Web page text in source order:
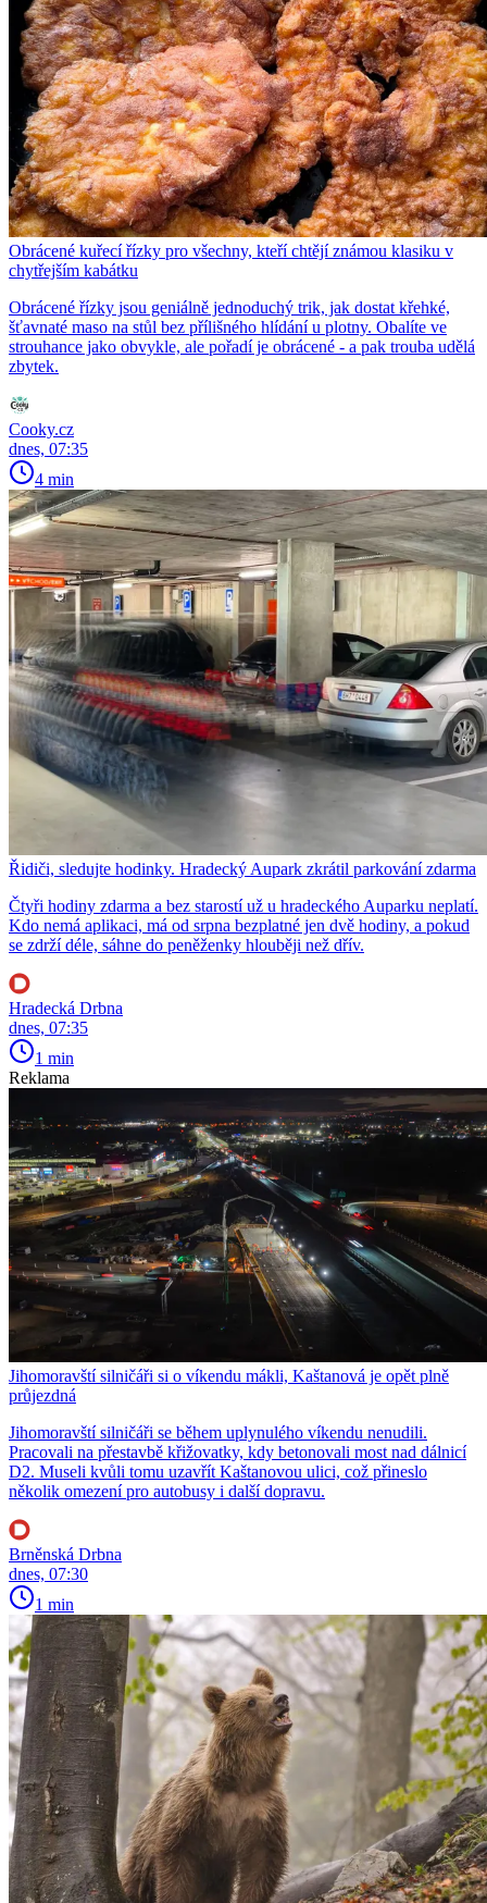
Obrácené kuřecí řízky pro všechny, kteří chtějí známou klasiku v
chytřejším kabátku
Obrácené řízky jsou geniálně jednoduchý trik, jak dostat křehké,
šťavnaté maso na stůl bez přílišného hlídání u plotny. Obalíte ve
strouhance jako obvykle, ale pořadí je obrácené - a pak trouba udělá
zbytek.
Cooky.cz
dnes, 07:35
4 min
Řidiči, sledujte hodinky. Hradecký Aupark zkrátil parkování zdarma
Čtyři hodiny zdarma a bez starostí už u hradeckého Auparku neplatí.
Kdo nemá aplikaci, má od srpna bezplatné jen dvě hodiny, a pokud
se zdrží déle, sáhne do peněženky hlouběji než dřív.
Hradecká Drbna
dnes, 07:35
1 min
Reklama
Jihomoravští silničáři si o víkendu mákli, Kaštanová je opět plně
průjezdná
Jihomoravští silničáři se během uplynulého víkendu nenudili.
Pracovali na přestavbě křižovatky, kdy betonovali most nad dálnicí
D2. Museli kvůli tomu uzavřít Kaštanovou ulici, což přineslo
několik omezení pro autobusy i další dopravu.
Brněnská Drbna
dnes, 07:30
1 min